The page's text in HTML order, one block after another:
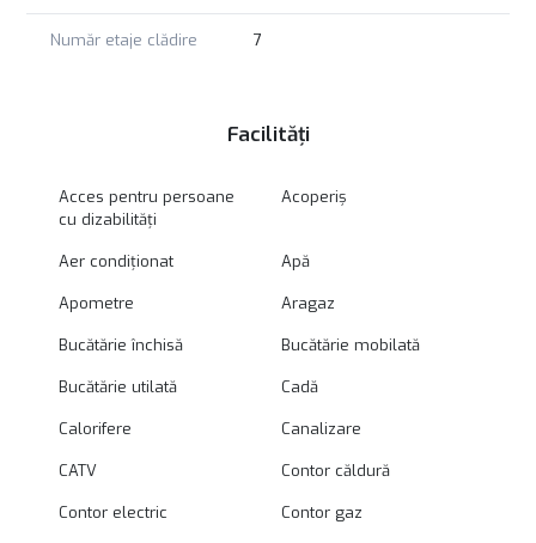
Număr etaje clădire 7
Facilități
Acces pentru persoane
cu dizabilități
Acoperiș
Aer condiționat Apă
Apometre Aragaz
Bucătărie închisă Bucătărie mobilată
Bucătărie utilată Cadă
Calorifere Canalizare
CATV Contor căldură
Contor electric Contor gaz